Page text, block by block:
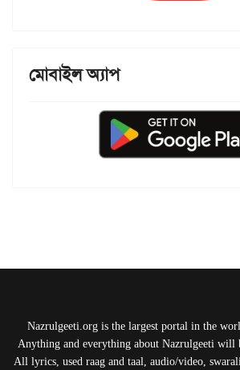
মোবাইল অ্যাপ
Nazrulgeeti.org is the largest portal in the
Anything and everything about Nazrulgeeti will
All lyrics, used raag and taal, audio/video,